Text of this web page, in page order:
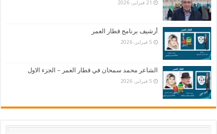
21 فبراير، 2026
أرشيف برنامج قطار العمر
5 فبراير، 2026
الشاعر محمد سمحان في قطار العمر – الجزء الاول
5 فبراير، 2026